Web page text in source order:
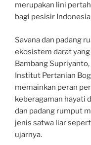
merupakan lini
bagi pesisir
Savana dan padang
ekosistem darat
Bambang
Institut Pertanian
memainkan peran
keberagaman hayati
dan padang rumput
jenis satwa liar
ujarnya.